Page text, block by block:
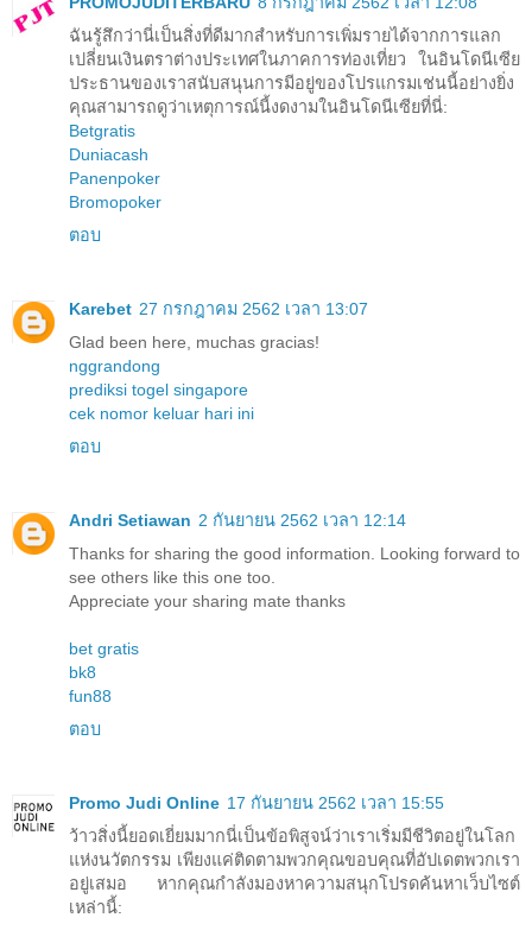
ฉันรู้สึกว่านี่เป็นสิ่งที่ดีมากสำหรับการเพิ่มรายได้จากการแลก
เปลี่ยนเงินตราต่างประเทศในภาคการท่องเที่ยว ในอินโดนีเซีย
ประธานของเราสนับสนุนการมีอยู่ของโปรแกรมเช่นนี้อย่างยิ่ง
คุณสามารถดูว่าเหตุการณ์นี้งดงามในอินโดนีเซียที่นี่:
Betgratis
Duniacash
Panenpoker
Bromopoker
ตอบ
Karebet 27 กรกฎาคม 2562 เวลา 13:07
Glad been here, muchas gracias!
nggrandong
prediksi togel singapore
cek nomor keluar hari ini
ตอบ
Andri Setiawan 2 กันยายน 2562 เวลา 12:14
Thanks for sharing the good information. Looking forward to
see others like this one too.
Appreciate your sharing mate thanks
bet gratis
bk8
fun88
ตอบ
Promo Judi Online 17 กันยายน 2562 เวลา 15:55
ว้าวสิ่งนี้ยอดเยี่ยมมากนี่เป็นข้อพิสูจน์ว่าเราเริ่มมีชีวิตอยู่ในโลก
แห่งนวัตกรรม เพียงแค่ติดตามพวกคุณขอบคุณที่อัปเดตพวกเรา
อยู่เสมอ หากคุณกำลังมองหาความสนุกโปรดค้นหาเว็บไซต์
เหล่านี้: